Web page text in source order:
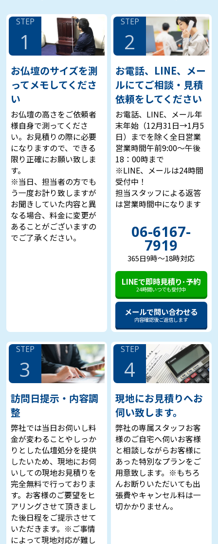
STEP
1
お仏壇のサイズを測
ってメモしてくださ
い
お仏壇の高さをご依頼者
様自身で測ってくださ
い。お見積りの際に必要
になりますので、できる
限り正確にお願い致しま
す。
※当日、担当者の方でも
う一度お計り致しますが
お聞きしていた内容と異
なる場合、料金に変更が
あることがございますの
でご了承ください。
STEP
2
お電話、LINE、メー
ルにてご相談・見積
依頼をしてください
お電話、LINE、メール年
末年始（12月31日→1月5
日）までを除く全日営業
営業時間午前9:00～午後
18：00時まで
※LINE、メールは24時間
受付中！
担当スタッフによる返答
は営業時間中になります
06-6167-
7919
365日9時～18時対応
LINEで即時見積り･予約
24時間いつでも受付中
メールで問い合わせる
内容確認後ご返信します
STEP
3
訪問日提示・内容調
整
弊社では当日お伺いし料
金が変わることやしっか
りとした仏壇処分を提供
したいため、現地にお伺
いしての現地お見積りを
完全無料で行っておりま
す。お客様のご要望をヒ
アリングさせて頂きまし
た後日程をご提示させて
いただきます。※ご事情
によって現地対応が難し
STEP
4
現地にお見積りへお
伺い致します。
弊社の専属スタッフお客
様のご自宅へ伺いお客様
と相談しながらお客様に
あった特別なプランをご
用意致します。※もちろ
んお断りいただいても出
張費やキャンセル料は一
切かかりません。